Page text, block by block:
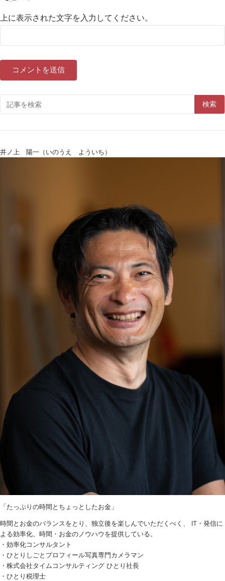
上に表示された文字を入力してください。
検索
井ノ上 陽一（いのうえ よういち）
「たっぷりの時間とちょっとしたお金」
時間とお金のバランスをとり、独立後を楽しんでいただくべく、 IT・発信に
よる効率化、時間・お金のノウハウを提供している。
・効率化コンサルタント
・ひとりしごとプロフィール写真専門カメラマン
・株式会社タイムコンサルティング ひとり社長
・ひとり税理士